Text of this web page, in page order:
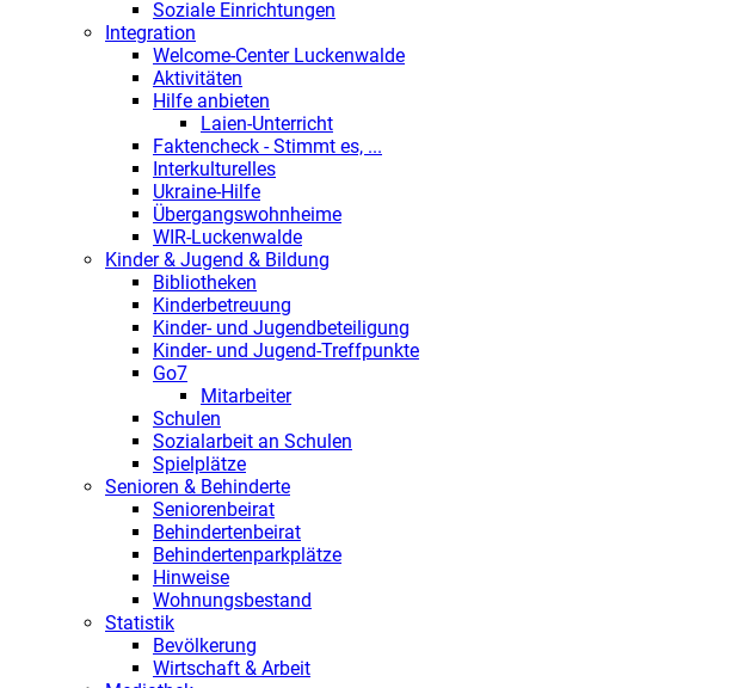
Soziale Einrichtungen
Integration
Welcome-Center Luckenwalde
Aktivitäten
Hilfe anbieten
Laien-Unterricht
Faktencheck - Stimmt es, ...
Interkulturelles
Ukraine-Hilfe
Übergangswohnheime
WIR-Luckenwalde
Kinder & Jugend & Bildung
Bibliotheken
Kinderbetreuung
Kinder- und Jugendbeteiligung
Kinder- und Jugend-Treffpunkte
Go7
Mitarbeiter
Schulen
Sozialarbeit an Schulen
Spielplätze
Senioren & Behinderte
Seniorenbeirat
Behindertenbeirat
Behindertenparkplätze
Hinweise
Wohnungsbestand
Statistik
Bevölkerung
Wirtschaft & Arbeit